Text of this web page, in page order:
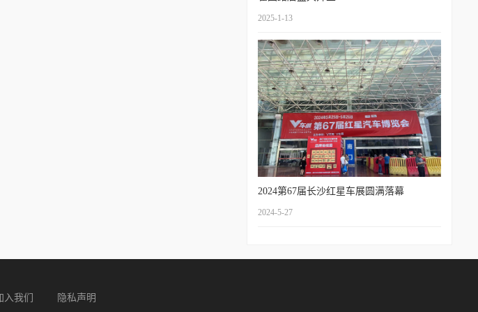
2025-1-13
2024第67届长沙红星车展圆满落幕
2024-5-27
入我们 隐私声明